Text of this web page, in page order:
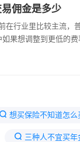
佣金是多少
在行业里比较主流，
果想调整到更低的
常会有专属的优惠空
想买保险不知道怎么
三种人不宜买年